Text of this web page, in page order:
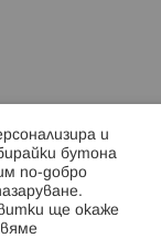
и
бутона
по-добро
ще окаже